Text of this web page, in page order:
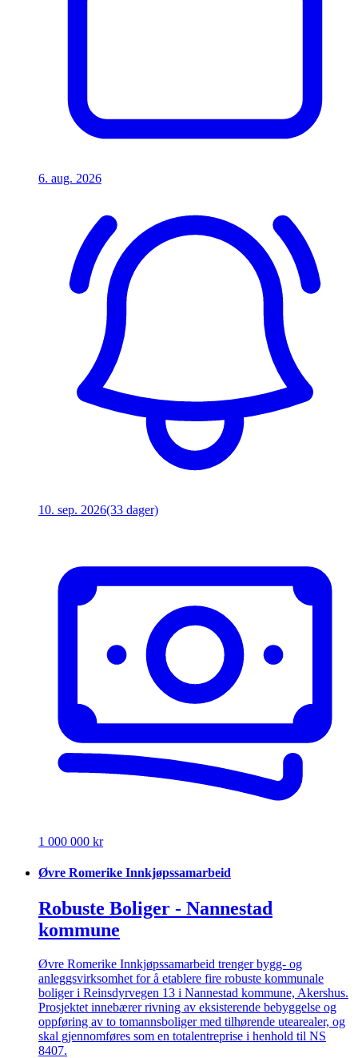
6. aug. 2026
10. sep. 2026(33 dager)
1 000 000 kr
Øvre Romerike Innkjøpssamarbeid
Robuste Boliger - Nannestad
kommune
Øvre Romerike Innkjøpssamarbeid trenger bygg- og
anleggsvirksomhet for å etablere fire robuste kommunale
boliger i Reinsdyrvegen 13 i Nannestad kommune, Akershus.
Prosjektet innebærer rivning av eksisterende bebyggelse og
oppføring av to tomannsboliger med tilhørende utearealer, og
skal gjennomføres som en totalentreprise i henhold til NS
8407.